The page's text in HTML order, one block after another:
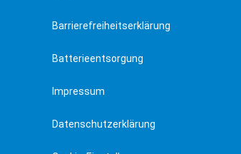
Barrierefreiheitserklärung
Batterieentsorgung
Impressum
Datenschutzerklärung